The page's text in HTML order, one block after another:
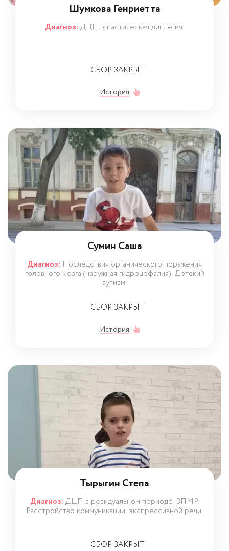
Шумкова Генриетта
Диагноз: ДЦП: спастическая диплегия.
СБОР ЗАКРЫТ
История
Сумин Саша
Диагноз: Последствия органического поражения
головного мозга (наружная гидроцефалия). Детский
аутизм.
СБОР ЗАКРЫТ
История
Тырыгин Степа
Диагноз: ДЦП в резидуальном периоде. ЗПМР.
Расстройство коммуникации, экспрессивной речи.
СБОР ЗАКРЫТ